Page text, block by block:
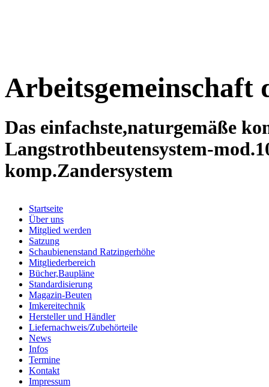
Arbeitsgemeinschaft
Das einfachste,naturgemäße
Langstrothbeutensystem-
komp.Zandersystem
Startseite
Über uns
Mitglied werden
Satzung
Schaubienenstand Ratzingerhöhe
Mitgliederbereich
Bücher,Baupläne
Standardisierung
Magazin-Beuten
Imkereitechnik
Hersteller und Händler
Liefernachweis/Zubehörteile
News
Infos
Termine
Kontakt
Impressum